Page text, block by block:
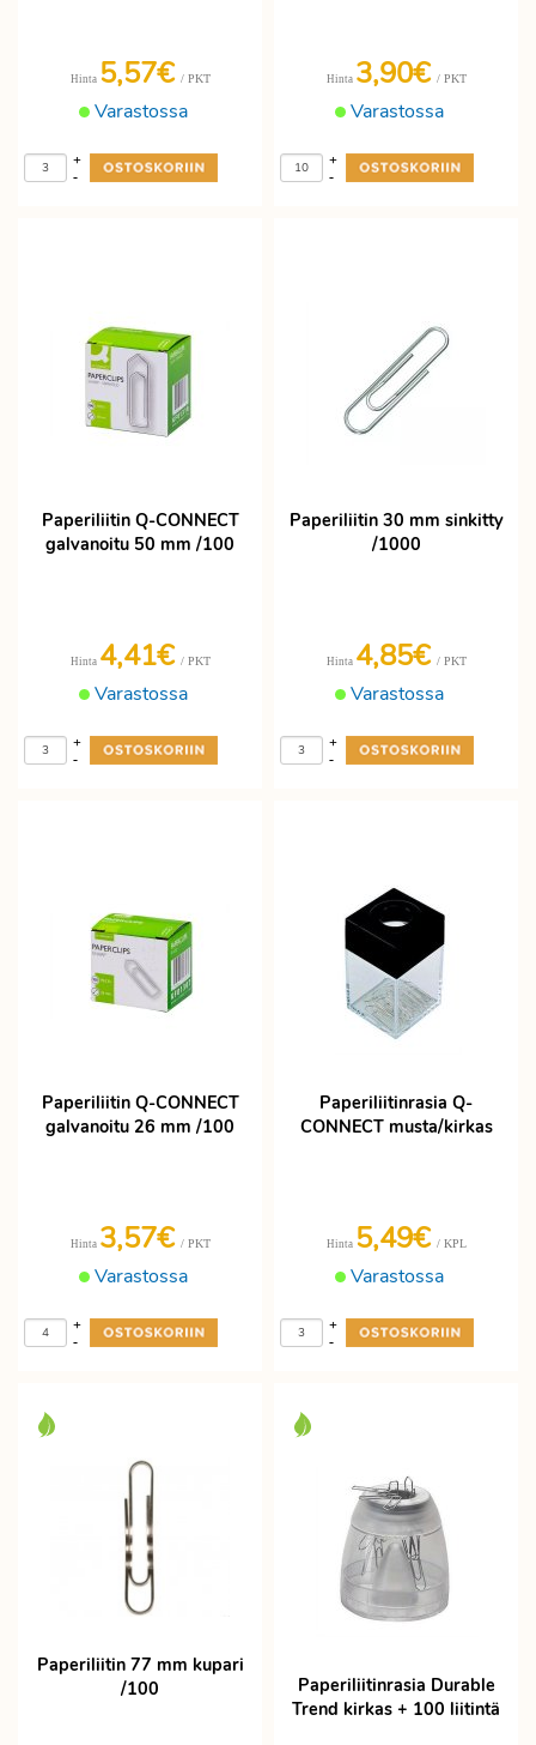
Varastossa
Hinta 5,57€ / PKT
-
+
Varastossa
Hinta 3,90€ / PKT
-
+
Paperiliitin Q-CONNECT
galvanoitu 50 mm /100
Varastossa
Hinta 4,41€ / PKT
-
+
Paperiliitin 30 mm sinkitty
/1000
Varastossa
Hinta 4,85€ / PKT
-
+
Paperiliitin Q-CONNECT
galvanoitu 26 mm /100
Varastossa
Hinta 3,57€ / PKT
-
+
Paperiliitinrasia Q-
CONNECT musta/kirkas
Varastossa
Hinta 5,49€ / KPL
-
+
Paperiliitin 77 mm kupari
/100
Paperiliitinrasia Durable
Trend kirkas + 100 liitintä